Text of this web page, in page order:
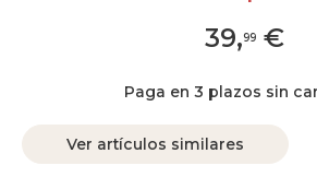
39,99€
Paga en 3 plazos sin
Ver artículos similares